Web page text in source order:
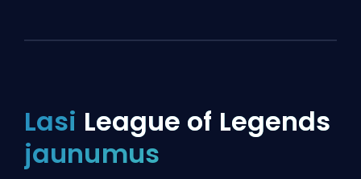
Lasi League of Legends
jaunumus